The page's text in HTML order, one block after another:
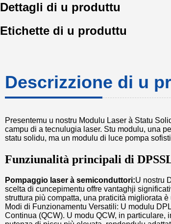
Dettagli di u produttu
Etichette di u produttu
Descrizzione di u
Presentemu u nostru Modulu Laser à Statu
campu di a tecnulugia laser. Stu modulu, una
statu solidu, ma un modulu di luce pompa
Funziunalità principali di
Pompaggio laser à semiconduttori:U nostru
scelta di cuncepimentu offre vantaghji
struttura più compatta, una praticità migliorata
Modi di Funzionamentu Versatili: U modulu
Continua (QCW). U modu QCW, in